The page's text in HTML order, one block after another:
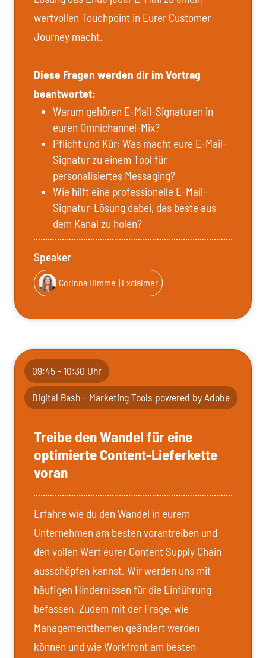
wertvollen Touchpoint in Eurer Customer
Journey macht.
Diese Fragen werden dir im Vortrag
beantwortet:
Warum gehören E-Mail-Signaturen in
euren Omnichannel-Mix?
Pflicht und Kür: Was macht eure E-Mail-
Signatur zu einem Tool für
personalisiertes Messaging?
Wie hilft eine professionelle E-Mail-
Signatur-Lösung dabei, das beste aus
dem Kanal zu holen?
Speaker
Corinna Himme | Exclaimer
09:45 - 10:30 Uhr
Digital Bash – Marketing Tools powered by Adobe
Treibe den Wandel für eine
optimierte Content-Lieferkette
voran
Erfahre wie du den Wandel in eurem
Unternehmen am besten vorantreiben und
den vollen Wert eurer Content Supply Chain
ausschöpfen kannst. Wir werden uns mit
häufigen Hindernissen für die Einführung
befassen. Zudem mit der Frage, wie
Managementthemen geändert werden
können und wie Workfront am besten